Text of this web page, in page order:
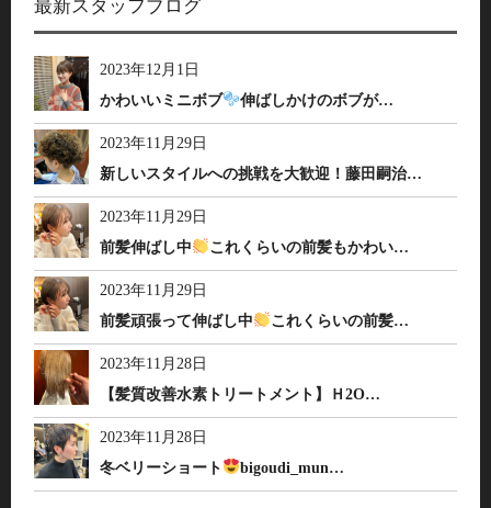
最新スタッフブログ
2023年12月1日
かわいいミニボブ
伸ばしかけのボブが…
2023年11月29日
新しいスタイルへの挑戦を大歓迎！藤田嗣治…
2023年11月29日
前髪伸ばし中
これくらいの前髪もかわい…
2023年11月29日
前髪頑張って伸ばし中
これくらいの前髪…
2023年11月28日
【髪質改善水素トリートメント】Ｈ2O…
2023年11月28日
冬ベリーショート
bigoudi_mun…